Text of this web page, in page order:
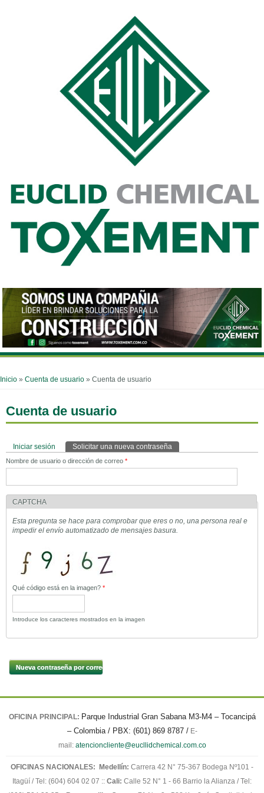
Se encuentra usted aquí
Inicio » Cuenta de usuario » Cuenta de usuario
Cuenta de usuario
Solapas principales
Iniciar sesión Solicitar una nueva contraseña
Nombre de usuario o dirección de correo *
CAPTCHA
Esta pregunta se hace para comprobar que eres o no, una persona real e
impedir el envío automatizado de mensajes basura.
Qué código está en la imagen? *
Introduce los caracteres mostrados en la imagen
OFICINA PRINCIPAL: Parque Industrial Gran Sabana M3-M4 – Tocancipá
– Colombia / PBX: (601) 869 8787 /E-
mail: atencioncliente@eucllidchemical.com.co
OFICINAS NACIONALES: Medellín: Carrera 42 N° 75-367 Bodega Nº101 -
Itagüí / Tel: (604) 604 02 07 :: Cali: Calle 52 N° 1 - 66 Barrio la Alianza / Tel: